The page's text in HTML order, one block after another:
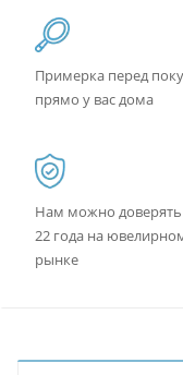
Примерка перед
прямо у вас дома
Нам можно
22 года на
рынке